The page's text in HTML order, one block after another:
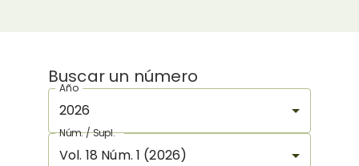
Buscar un número
Año
2026
Núm. / Supl.
Vol. 18 Núm. 1 (2026)